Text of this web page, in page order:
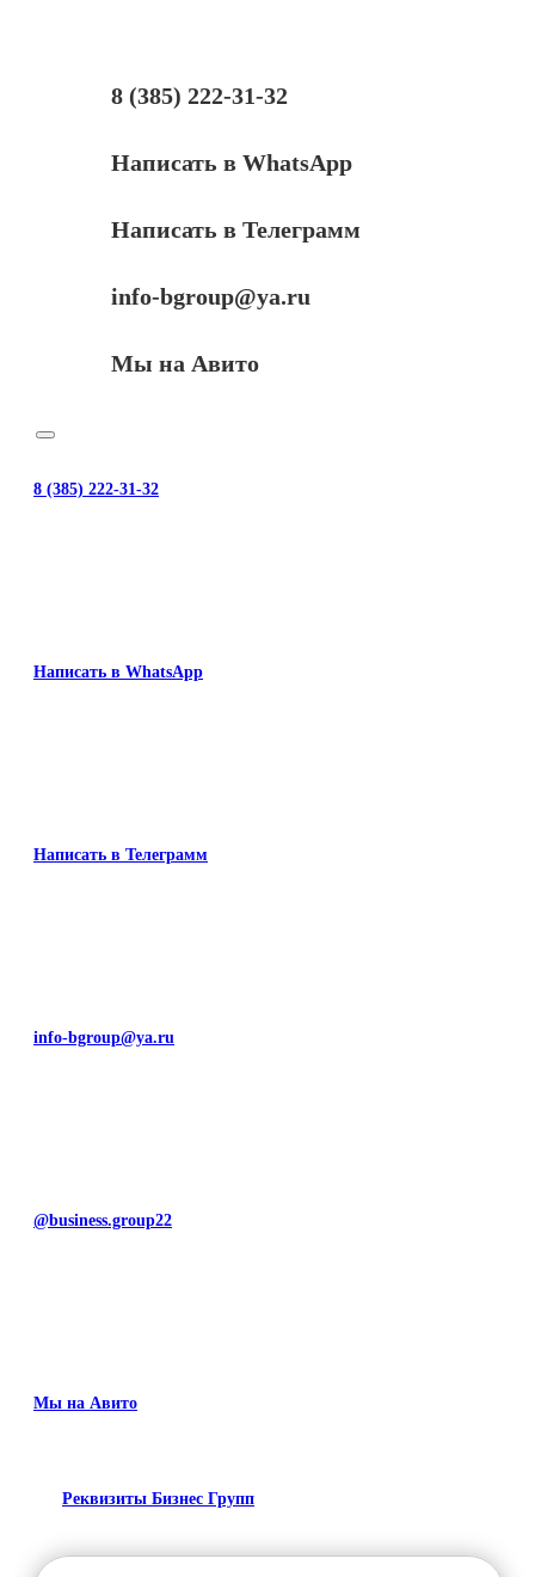
8 (385) 222-31-32
Написать в WhatsApp
Написать в Телеграмм
info-bgroup@ya.ru
Мы на Авито
8 (385) 222-31-32
Написать в WhatsApp
Написать в Телеграмм
info-bgroup@ya.ru
@business.group22
Мы на Авито
Реквизиты Бизнес Групп